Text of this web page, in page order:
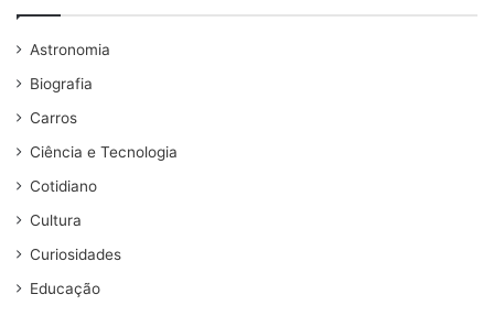
Astronomia
Biografia
Carros
Ciência e Tecnologia
Cotidiano
Cultura
Curiosidades
Educação